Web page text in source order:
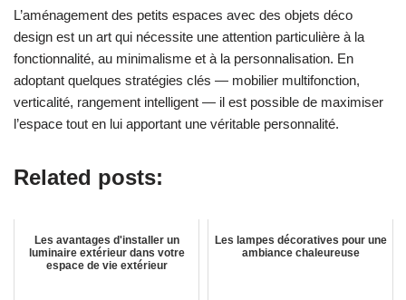
L’aménagement des petits espaces avec des objets déco
design est un art qui nécessite une attention particulière à la
fonctionnalité, au minimalisme et à la personnalisation. En
adoptant quelques stratégies clés — mobilier multifonction,
verticalité, rangement intelligent — il est possible de maximiser
l’espace tout en lui apportant une véritable personnalité.
Related posts:
Les avantages d'installer un
luminaire extérieur dans votre
espace de vie extérieur
Les lampes décoratives pour une
ambiance chaleureuse